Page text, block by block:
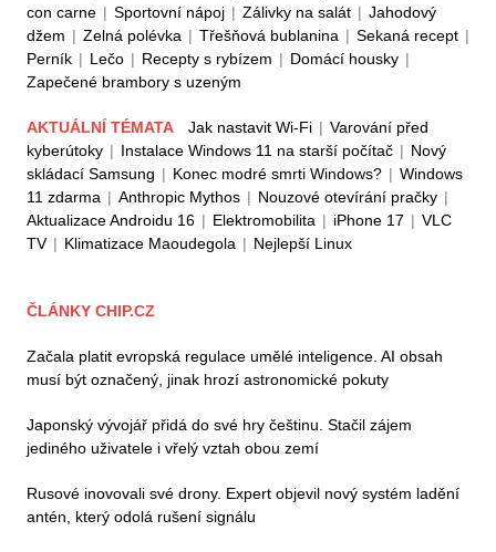
con carne | Sportovní nápoj | Zálivky na salát | Jahodový
džem | Zelná polévka | Třešňová bublanina | Sekaná recept |
Perník | Lečo | Recepty s rybízem | Domácí housky |
Zapečené brambory s uzeným
AKTUÁLNÍ TÉMATA Jak nastavit Wi-Fi | Varování před
kyberútoky | Instalace Windows 11 na starší počítač | Nový
skládací Samsung | Konec modré smrti Windows? | Windows
11 zdarma | Anthropic Mythos | Nouzové otevírání pračky |
Aktualizace Androidu 16 | Elektromobilita | iPhone 17 | VLC
TV | Klimatizace Maoudegola | Nejlepší Linux
ČLÁNKY CHIP.CZ
Začala platit evropská regulace umělé inteligence. AI obsah
musí být označený, jinak hrozí astronomické pokuty
Japonský vývojář přidá do své hry češtinu. Stačil zájem
jediného uživatele i vřelý vztah obou zemí
Rusové inovovali své drony. Expert objevil nový systém ladění
antén, který odolá rušení signálu